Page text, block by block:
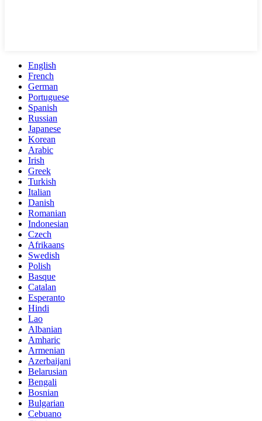
English
French
German
Portuguese
Spanish
Russian
Japanese
Korean
Arabic
Irish
Greek
Turkish
Italian
Danish
Romanian
Indonesian
Czech
Afrikaans
Swedish
Polish
Basque
Catalan
Esperanto
Hindi
Lao
Albanian
Amharic
Armenian
Azerbaijani
Belarusian
Bengali
Bosnian
Bulgarian
Cebuano